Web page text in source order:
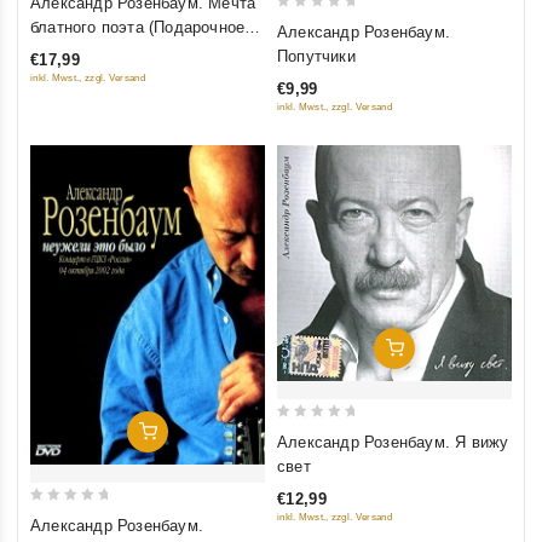
5
блатного поэта (Подарочное
издание)
€17,99
inkl. Mwst., zzgl. Versand
5
Александр Розенбаум.
Попутчики
€9,99
inkl. Mwst., zzgl. Versand
Добавить В Корзину
Александр Розенбаум.
Добавить В Корзину
5
Александр Розенбаум. Я вижу
свет
€12,99
inkl. Mwst., zzgl. Versand